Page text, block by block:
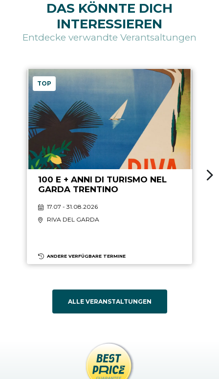
DAS KÖNNTE DICH
INTERESSIEREN
Entdecke verwandte Verantsaltungen
TOP
100 E + ANNI DI TURISMO NEL
GARDA TRENTINO
17.07 - 31.08.2026
RIVA DEL GARDA
ANDERE VERFÜGBARE TERMINE
ALLE VERANSTALTUNGEN